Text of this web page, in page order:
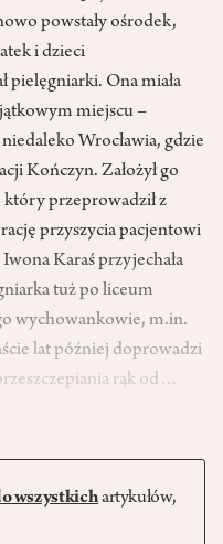
powstały ośrodek,
i dzieci
pielęgniarki. Ona miała
miejscu –
Wrocławia, gdzie
Kończyn. Założył go
przeprowadził z
przyszycia pacjentowi
Karaś przyjechała
tuż po liceum
wychowankowie, m.in.
lat później doprowadzi
rąk od…
wszystkichartykułów,